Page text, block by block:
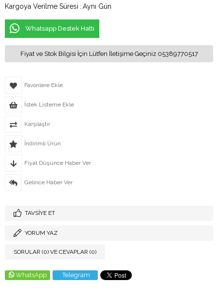
Kargoya Verilme Süresi : Aynı Gün
Whatsapp Destek Hattı
Fiyat ve Stok Bilgisi İçin Lütfen İletişime Geçiniz 05389770517
Favorilere Ekle
İstek Listeme Ekle
Karşılaştır
İndirimli Ürün
Fiyat Düşünce Haber Ver
Gelince Haber Ver
TAVSIYE ET
YORUM YAZ
SORULAR (0) VE CEVAPLAR (0)
WhatsApp Telegram